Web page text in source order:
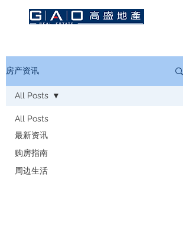
房产资讯
All Posts
最新资讯
购房指南
周边生活
All Posts